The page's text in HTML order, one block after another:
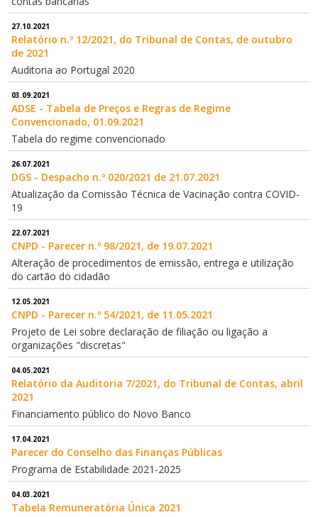
27.10.2021
Relatório n.º 12/2021, do Tribunal de Contas, de outubro
de 2021
Auditoria ao Portugal 2020
03.09.2021
ADSE - Tabela de Preços e Regras de Regime
Convencionado, 01.09.2021
Tabela do regime convencionado
26.07.2021
DGS - Despacho n.º 020/2021 de 21.07.2021
Atualização da Comissão Técnica de Vacinação contra COVID-
19
22.07.2021
CNPD - Parecer n.º 98/2021, de 19.07.2021
Alteração de procedimentos de emissão, entrega e utilização
do cartão do cidadão
12.05.2021
CNPD - Parecer n.º 54/2021, de 11.05.2021
Projeto de Lei sobre declaração de filiação ou ligação a
organizações "discretas"
04.05.2021
Relatório da Auditoria 7/2021, do Tribunal de Contas, abril
2021
Financiamento público do Novo Banco
17.04.2021
Parecer do Conselho das Finanças Públicas
Programa de Estabilidade 2021-2025
04.03.2021
Tabela Remuneratória Única 2021